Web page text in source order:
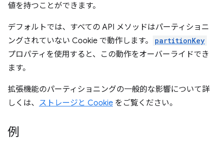
値を持つことができます。
デフォルトでは、すべての API メソッドはパーティショニ
ングされていない Cookie で動作します。
partitionKey
プロパティを使用すると、この動作をオーバーライドでき
ます。
拡張機能のパーティショニングの一般的な影響について詳
しくは、 ストレージと Cookie をご覧ください。
例